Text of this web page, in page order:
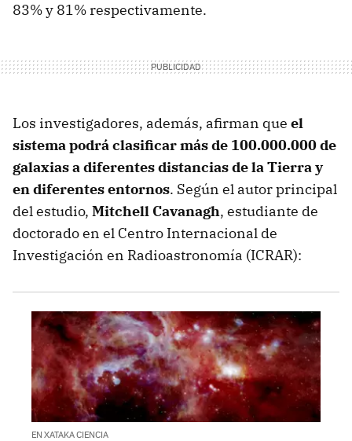
83% y 81% respectivamente.
Los investigadores, además, afirman que el
sistema podrá clasificar más de 100.000.000 de
galaxias a diferentes distancias de la Tierra y
en diferentes entornos. Según el autor principal
del estudio, Mitchell Cavanagh, estudiante de
doctorado en el Centro Internacional de
Investigación en Radioastronomía (ICRAR):
EN XATAKA CIENCIA